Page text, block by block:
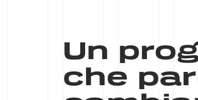
Un
che